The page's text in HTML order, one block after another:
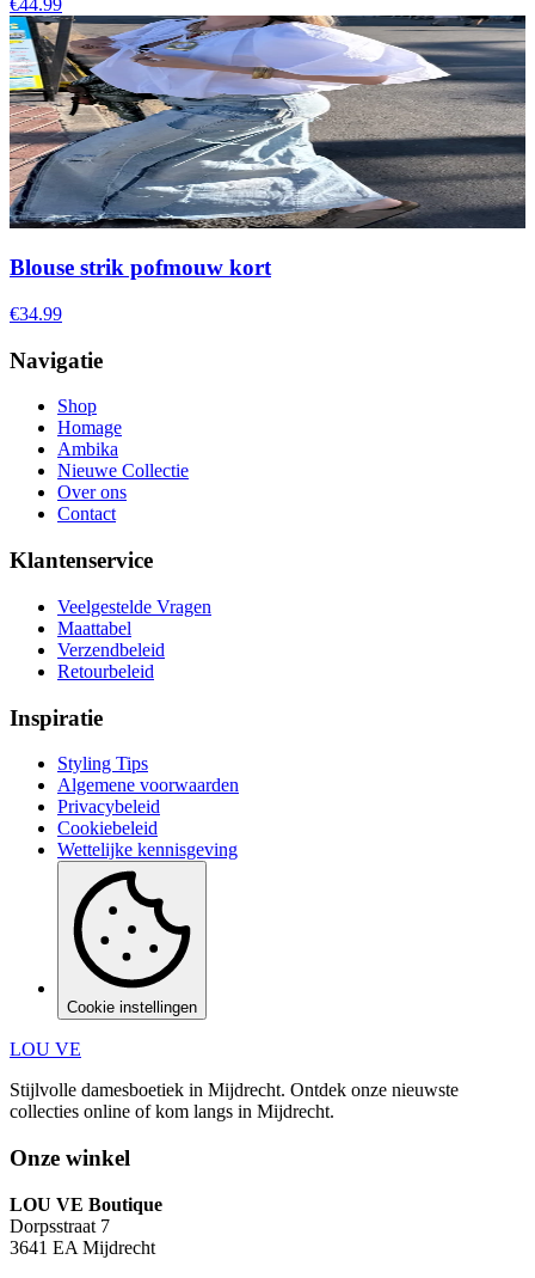
Blouse strik pofmouw kort
€34.99
Navigatie
Shop
Homage
Ambika
Nieuwe Collectie
Over ons
Contact
Klantenservice
Veelgestelde Vragen
Maattabel
Verzendbeleid
Retourbeleid
Inspiratie
Styling Tips
Algemene voorwaarden
Privacybeleid
Cookiebeleid
Wettelijke kennisgeving
Cookie instellingen
LOU VE
Stijlvolle damesboetiek in Mijdrecht. Ontdek onze nieuwste
collecties online of kom langs in Mijdrecht.
Onze winkel
LOU VE Boutique
Dorpsstraat 7
3641 EA Mijdrecht